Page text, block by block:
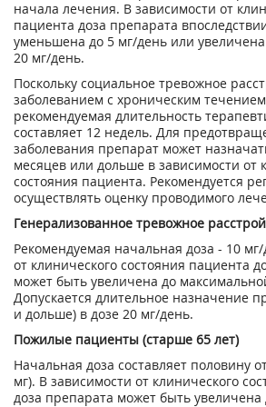
начала лечения. В зависимости от
пациента доза препарата
уменьшена до 5 мг/день или
20 мг/день.
Поскольку социальное тревожное
заболеванием с хроническим
рекомендуемая длительность
составляет 12 недель. Для
заболевания препарат может
месяцев или дольше в зависимости от
состояния пациента. Рекомендуется
осуществлять оценку проводимого
Генерализованное тревожное
Рекомендуемая начальная доза - 10
от клинического состояния пациента
может быть увеличена до
Допускается длительное назначение
и дольше) в дозе 20 мг/день.
Пожилые пациенты (старше 65 лет)
Начальная доза составляет половину
мг). В зависимости от клинического
доза препарата может быть увеличена